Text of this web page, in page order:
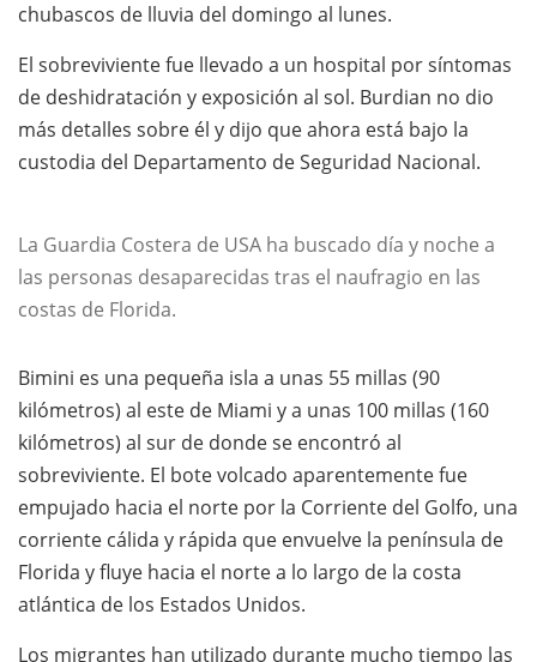
chubascos de lluvia del domingo al lunes.
El sobreviviente fue llevado a un hospital por síntomas
de deshidratación y exposición al sol. Burdian no dio
más detalles sobre él y dijo que ahora está bajo la
custodia del Departamento de Seguridad Nacional.
La Guardia Costera de USA ha buscado día y noche a
las personas desaparecidas tras el naufragio en las
costas de Florida.
Bimini es una pequeña isla a unas 55 millas (90
kilómetros) al este de Miami y a unas 100 millas (160
kilómetros) al sur de donde se encontró al
sobreviviente. El bote volcado aparentemente fue
empujado hacia el norte por la Corriente del Golfo, una
corriente cálida y rápida que envuelve la península de
Florida y fluye hacia el norte a lo largo de la costa
atlántica de los Estados Unidos.
Los migrantes han utilizado durante mucho tiempo las